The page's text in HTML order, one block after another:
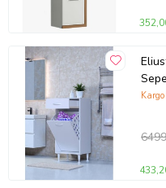
sorumlu değildir.
* Ürün
fiyata dahil değildir.
Ürün Kodu:kcm88985067
6499